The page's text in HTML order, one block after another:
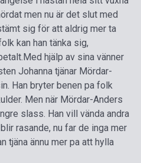
men nu är det slut med
sig för att aldrig mer ta
kan han tänka sig,
Med hjälp av sina vänner
Johanna tjänar Mördar-
Han bryter benen pa folk
Men när Mördar-Anders
slass. Han vill vända andra
rasande, nu far de inga mer
tjäna ännu mer pa att hylla